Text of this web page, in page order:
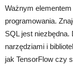
Ważnym
programowania.
SQL jest
narzędziami i
jak TensorFlow czy